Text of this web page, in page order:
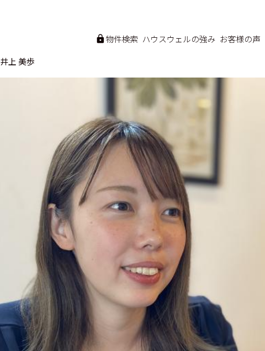
物件検索 ハウスウェルの強み お客様の声
井上 美歩